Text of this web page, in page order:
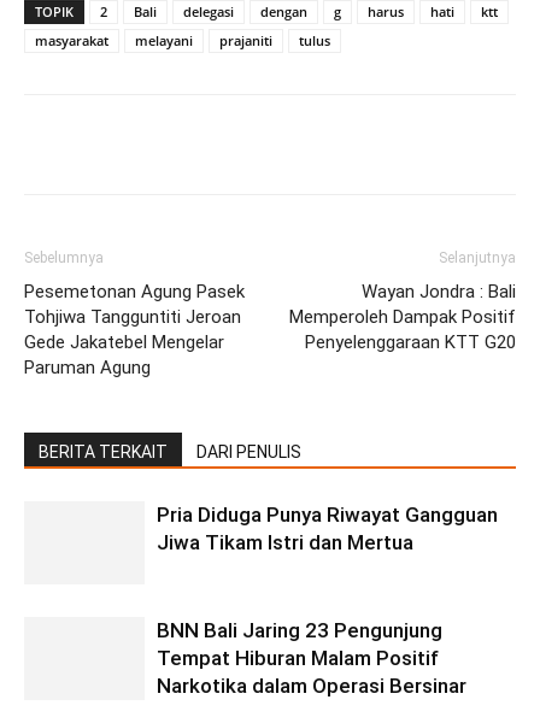
TOPIK 2 Bali delegasi dengan g harus hati
ktt
masyarakat
melayani prajaniti tulus
Sebelumnya
Pesemetonan Agung Pasek
Tohjiwa Tangguntiti Jeroan
Gede Jakatebel Mengelar
Paruman Agung
Selanjutnya
Wayan Jondra : Bali
Memperoleh Dampak Positif
Penyelenggaraan KTT G20
BERITA TERKAIT DARI PENULIS
Pria Diduga Punya Riwayat Gangguan
Jiwa Tikam Istri dan Mertua
BNN Bali Jaring 23 Pengunjung
Tempat Hiburan Malam Positif
Narkotika dalam Operasi Bersinar